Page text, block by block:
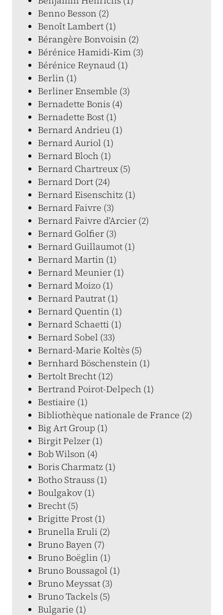
Benno Besson (2)
Benoît Lambert (1)
Bérangère Bonvoisin (2)
Bérénice Hamidi-Kim (3)
Bérénice Reynaud (1)
Berlin (1)
Berliner Ensemble (3)
Bernadette Bonis (4)
Bernadette Bost (1)
Bernard Andrieu (1)
Bernard Auriol (1)
Bernard Bloch (1)
Bernard Chartreux (5)
Bernard Dort (24)
Bernard Eisenschitz (1)
Bernard Faivre (3)
Bernard Faivre d’Arcier (2)
Bernard Golfier (3)
Bernard Guillaumot (1)
Bernard Martin (1)
Bernard Meunier (1)
Bernard Moizo (1)
Bernard Pautrat (1)
Bernard Quentin (1)
Bernard Schaetti (1)
Bernard Sobel (33)
Bernard-Marie Koltès (5)
Bernhard Böschenstein (1)
Bertolt Brecht (12)
Bertrand Poirot-Delpech (1)
Bestiaire (1)
Bibliothèque nationale de France (2)
Big Art Group (1)
Birgit Pelzer (1)
Bob Wilson (4)
Boris Charmatz (1)
Botho Strauss (1)
Boulgakov (1)
Brecht (5)
Brigitte Prost (1)
Brunella Eruli (2)
Bruno Bayen (7)
Bruno Boëglin (1)
Bruno Boussagol (1)
Bruno Meyssat (3)
Bruno Tackels (5)
Bulgarie (1)